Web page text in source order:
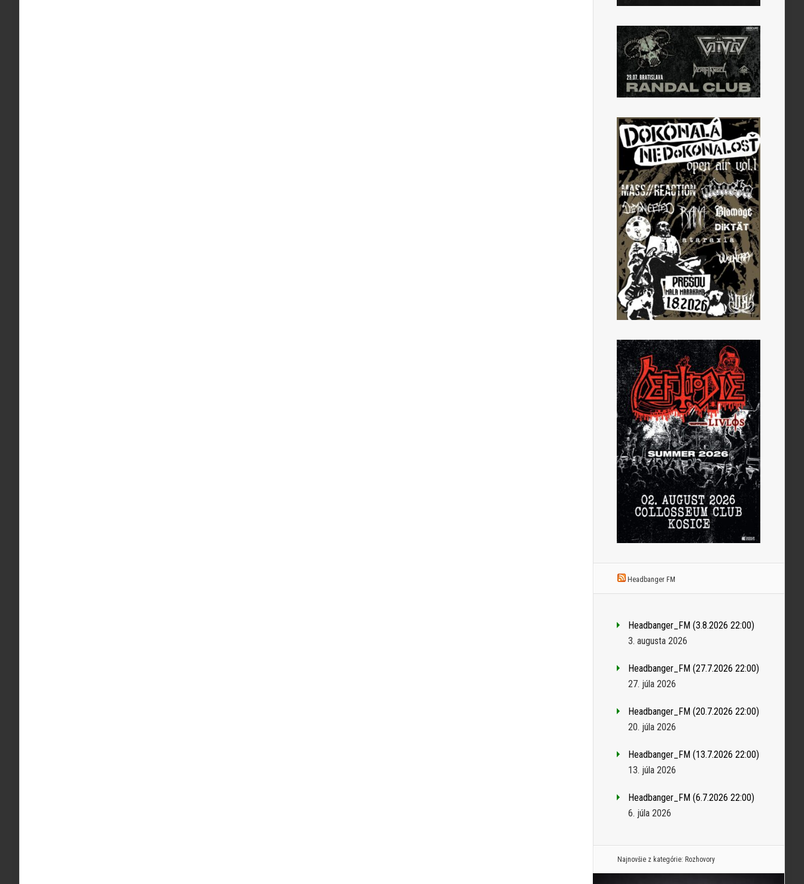
Headbanger FM
Headbanger_FM (3.8.2026 22:00)
3. augusta 2026
Headbanger_FM (27.7.2026 22:00)
27. júla 2026
Headbanger_FM (20.7.2026 22:00)
20. júla 2026
Headbanger_FM (13.7.2026 22:00)
13. júla 2026
Headbanger_FM (6.7.2026 22:00)
6. júla 2026
Najnovšie z kategórie: Rozhovory